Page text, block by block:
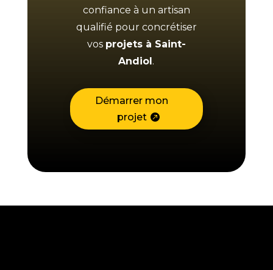
confiance à un artisan
qualifié pour concrétiser
vos projets à Saint-
Andiol .
Démarrer mon
projet